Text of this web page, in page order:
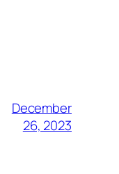
December
26, 2023